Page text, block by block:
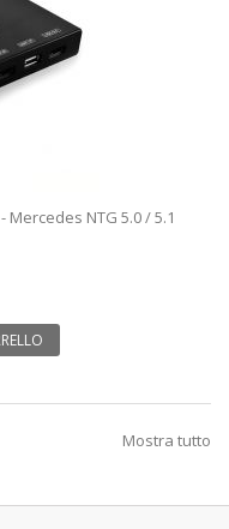
Mercedes NTG 5.0 / 5.1
Mostra tutto